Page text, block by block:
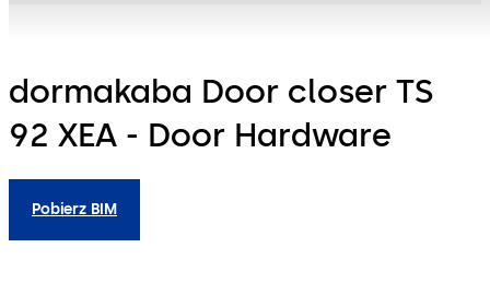
dormakaba Door closer TS
92 XEA - Door Hardware
Pobierz BIM